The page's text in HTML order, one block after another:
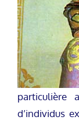
d’individus